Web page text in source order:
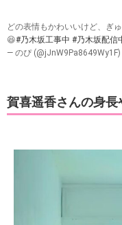
どの表情もかわいいけど、ぎ
😆#乃木坂工事中 #乃木坂配信
— のぴ (@jJnW9Pa8649Wy1F)
賀喜遥香さんの身長